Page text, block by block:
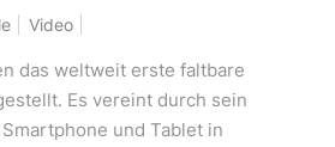
Video
das weltweit erste faltbare
Es vereint durch sein
und Tablet in